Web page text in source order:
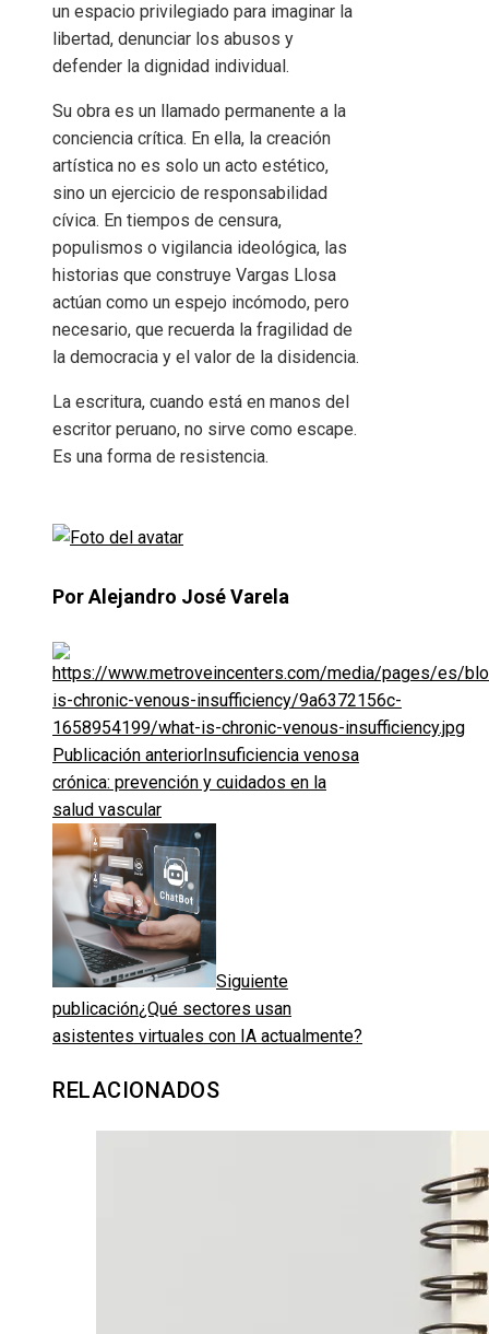
un espacio privilegiado para imaginar la
libertad, denunciar los abusos y
defender la dignidad individual.
Su obra es un llamado permanente a la
conciencia crítica. En ella, la creación
artística no es solo un acto estético,
sino un ejercicio de responsabilidad
cívica. En tiempos de censura,
populismos o vigilancia ideológica, las
historias que construye Vargas Llosa
actúan como un espejo incómodo, pero
necesario, que recuerda la fragilidad de
la democracia y el valor de la disidencia.
La escritura, cuando está en manos del
escritor peruano, no sirve como escape.
Es una forma de resistencia.
Por Alejandro José Varela
Publicación anterior Insuficiencia venosa
crónica: prevención y cuidados en la
salud vascular
Siguiente
publicación¿Qué sectores usan
asistentes virtuales con IA actualmente?
RELACIONADOS